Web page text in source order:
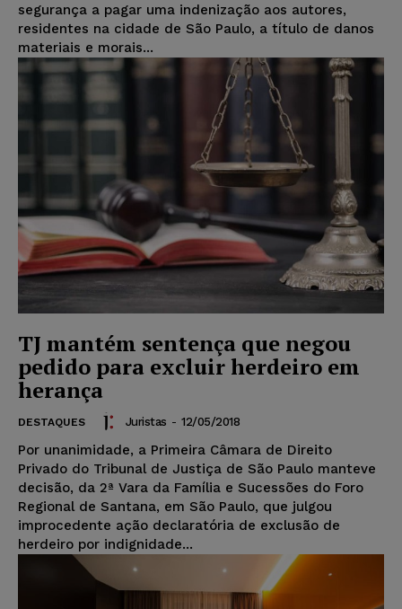
segurança a pagar uma indenização aos autores,
residentes na cidade de São Paulo, a título de danos
materiais e morais...
TJ mantém sentença que negou
pedido para excluir herdeiro em
herança
DESTAQUES Juristas - 12/05/2018
Por unanimidade, a Primeira Câmara de Direito
Privado do Tribunal de Justiça de São Paulo manteve
decisão, da 2ª Vara da Família e Sucessões do Foro
Regional de Santana, em São Paulo, que julgou
improcedente ação declaratória de exclusão de
herdeiro por indignidade...